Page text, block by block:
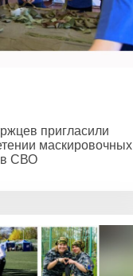
пригласили
маскировочных
СВО